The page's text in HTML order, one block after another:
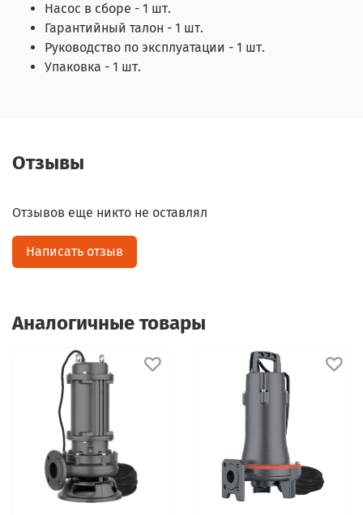
Насос в сборе - 1 шт.
Гарантийный талон - 1 шт.
Руководство по эксплуатации - 1 шт.
Упаковка - 1 шт.
Отзывы
Отзывов еще никто не оставлял
Написать отзыв
Аналогичные товары